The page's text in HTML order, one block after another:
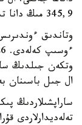
345,9 مىڭ دانا تىركەلدى.
وتاندىق
ال جىل باسىنان بەرى %15,8- عا
ساراپشىلاردىڭ
تەلەديدارلاردى